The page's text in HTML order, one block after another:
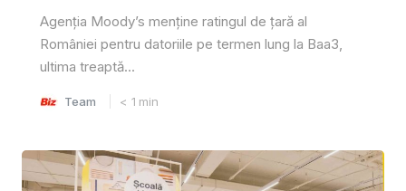
Agenția Moody’s menține ratingul de țară al
României pentru datoriile pe termen lung la Baa3,
ultima treaptă...
Team < 1 min